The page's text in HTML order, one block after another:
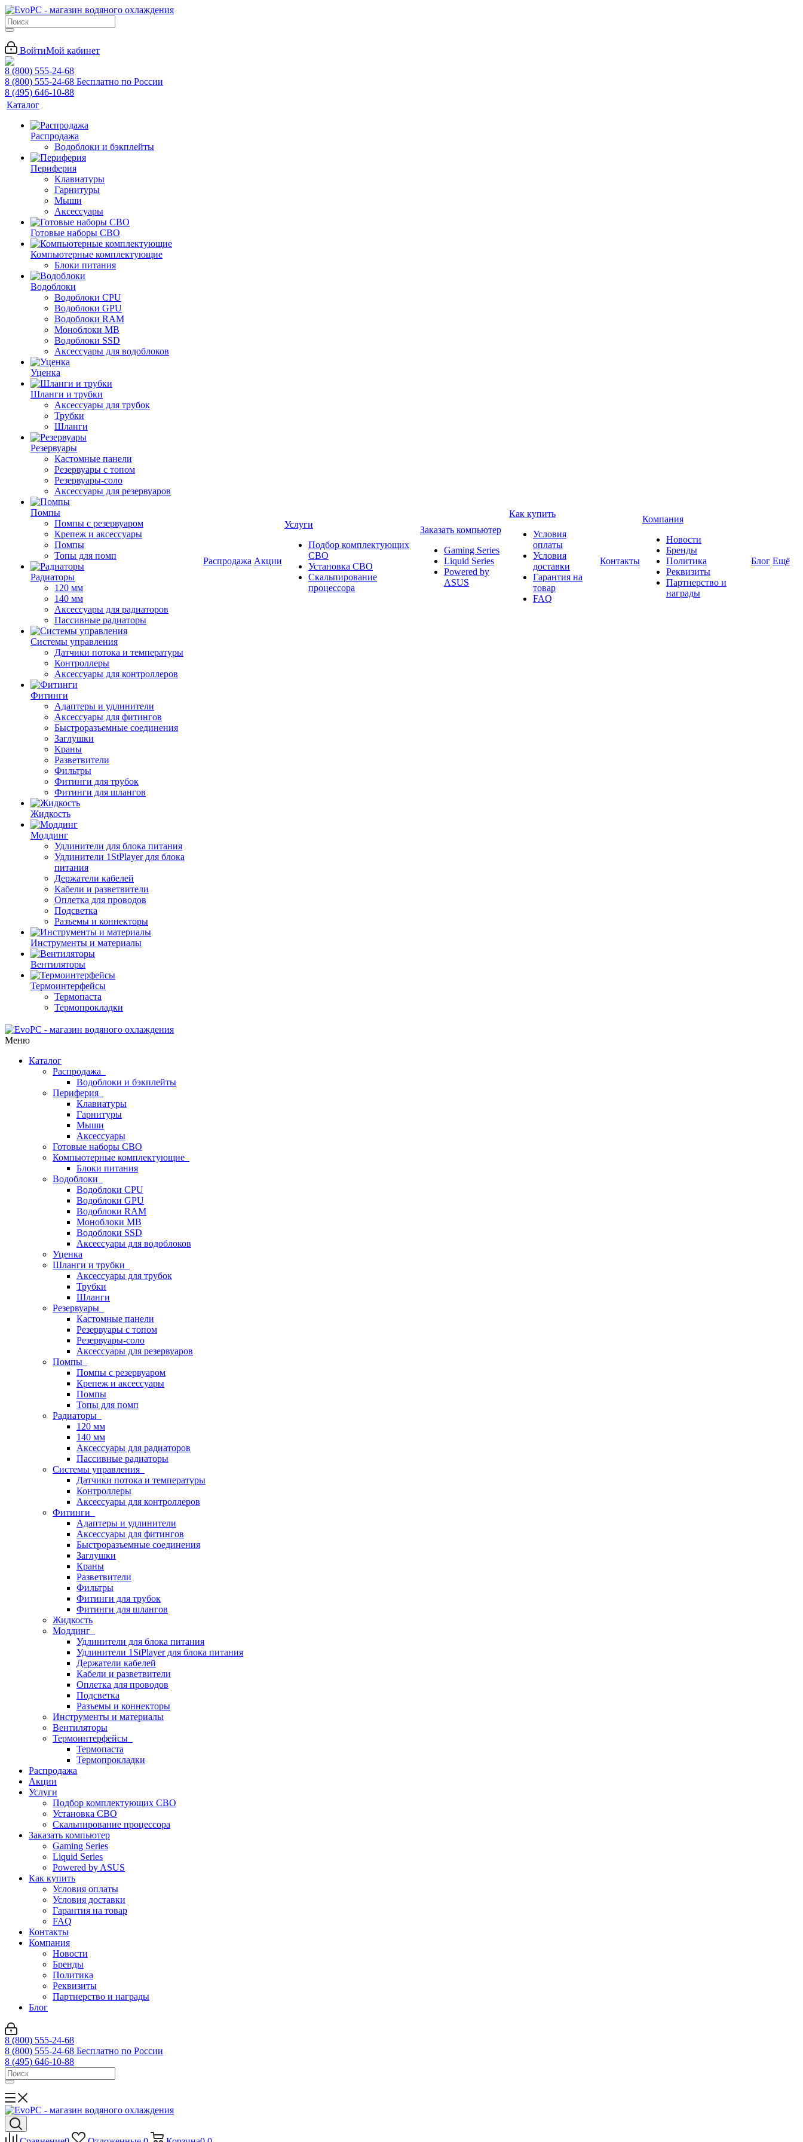
ВойтиМой кабинет
8 (800) 555-24-68
8 (800) 555-24-68 Бесплатно по России
8 (495) 646-10-88
Каталог
Распродажа
Водоблоки и бэкплейты
Периферия
Клавиатуры
Гарнитуры
Мыши
Аксессуары
Готовые наборы СВО
Компьютерные комплектующие
Блоки питания
Водоблоки
Водоблоки CPU
Водоблоки GPU
Водоблоки RAM
Моноблоки MB
Водоблоки SSD
Аксессуары для водоблоков
Уценка
Шланги и трубки
Аксессуары для трубок
Трубки
Шланги
Резервуары
Кастомные панели
Резервуары с топом
Резервуары-соло
Аксессуары для резервуаров
Помпы
Помпы с резервуаром
Крепеж и аксессуары
Помпы
Топы для помп
Радиаторы
120 мм
140 мм
Аксессуары для радиаторов
Пассивные радиаторы
Системы управления
Датчики потока и температуры
Контроллеры
Аксессуары для контроллеров
Фитинги
Адаптеры и удлинители
Аксессуары для фитингов
Быстроразъемные соединения
Заглушки
Краны
Разветвители
Фильтры
Фитинги для трубок
Фитинги для шлангов
Жидкость
Моддинг
Удлинители для блока питания
Удлинители 1StPlayer для блока
питания
Держатели кабелей
Кабели и разветвители
Оплетка для проводов
Подсветка
Разъемы и коннекторы
Инструменты и материалы
Вентиляторы
Термоинтерфейсы
Термопаста
Термопрокладки
Распродажа Акции
Услуги
Подбор комплектующих
СВО
Установка СВО
Скальпирование
процессора
Заказать компьютер
Gaming Series
Liquid Series
Powered by
ASUS
Как купить
Условия
оплаты
Условия
доставки
Гарантия на
товар
FAQ
Контакты
Компания
Новости
Бренды
Политика
Реквизиты
Партнерство и
награды
Блог Ещё
Меню
Каталог
Распродажа
Водоблоки и бэкплейты
Периферия
Клавиатуры
Гарнитуры
Мыши
Аксессуары
Готовые наборы СВО
Компьютерные комплектующие
Блоки питания
Водоблоки
Водоблоки CPU
Водоблоки GPU
Водоблоки RAM
Моноблоки MB
Водоблоки SSD
Аксессуары для водоблоков
Уценка
Шланги и трубки
Аксессуары для трубок
Трубки
Шланги
Резервуары
Кастомные панели
Резервуары с топом
Резервуары-соло
Аксессуары для резервуаров
Помпы
Помпы с резервуаром
Крепеж и аксессуары
Помпы
Топы для помп
Радиаторы
120 мм
140 мм
Аксессуары для радиаторов
Пассивные радиаторы
Системы управления
Датчики потока и температуры
Контроллеры
Аксессуары для контроллеров
Фитинги
Адаптеры и удлинители
Аксессуары для фитингов
Быстроразъемные соединения
Заглушки
Краны
Разветвители
Фильтры
Фитинги для трубок
Фитинги для шлангов
Жидкость
Моддинг
Удлинители для блока питания
Удлинители 1StPlayer для блока питания
Держатели кабелей
Кабели и разветвители
Оплетка для проводов
Подсветка
Разъемы и коннекторы
Инструменты и материалы
Вентиляторы
Термоинтерфейсы
Термопаста
Термопрокладки
Распродажа
Акции
Услуги
Подбор комплектующих СВО
Установка СВО
Скальпирование процессора
Заказать компьютер
Gaming Series
Liquid Series
Powered by ASUS
Как купить
Условия оплаты
Условия доставки
Гарантия на товар
FAQ
Контакты
Компания
Новости
Бренды
Политика
Реквизиты
Партнерство и награды
Блог
8 (800) 555-24-68
8 (800) 555-24-68 Бесплатно по России
8 (495) 646-10-88